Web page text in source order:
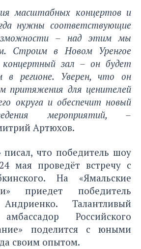
масштабных концертов и
нужны соответствующие
– над этим мы
Строим в Новом Уренгое
зал – он будет
в регионе. Уверен, что он
притяжения для ценителей
округа и обеспечит новый
мероприятий, –
Артюхов.
писал, что победитель шоу
мая проведёт встречу с
На «Ямальские
приедет победитель
Талантливый
Российского
поделится с юными
своим опытом.